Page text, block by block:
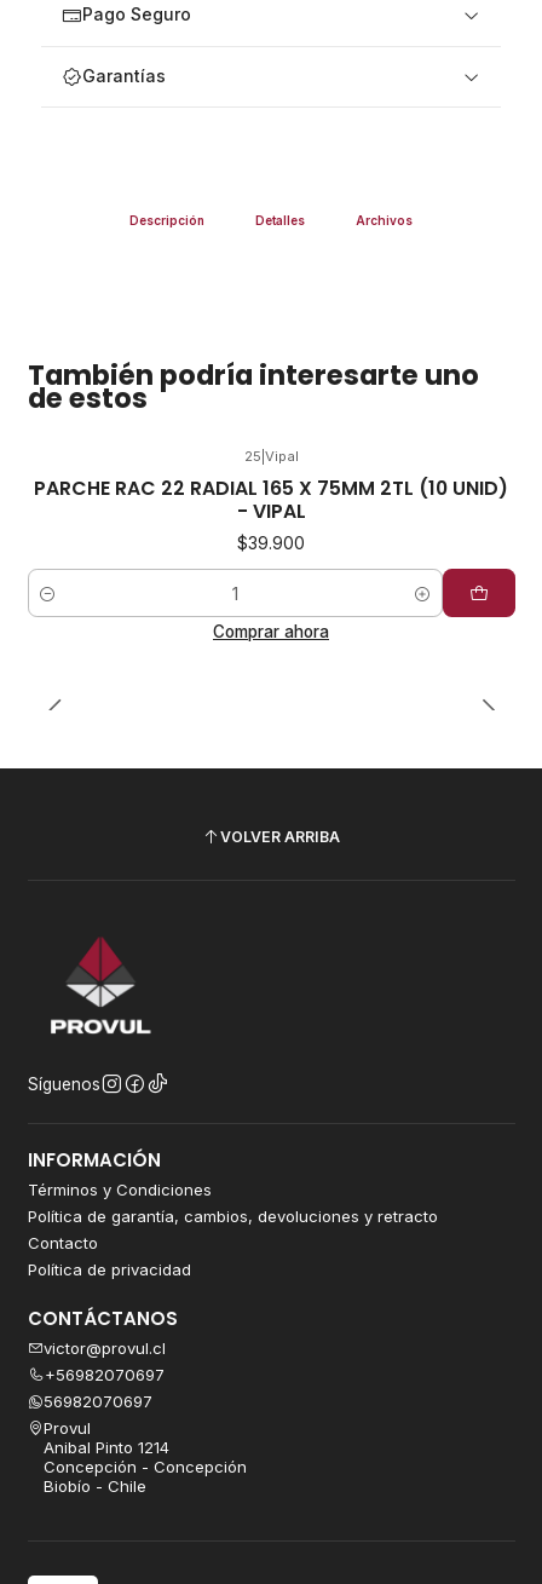
Pago Seguro
Garantías
Descripción Detalles Archivos
También podría interesarte uno
de estos
25 Vipal
PARCHE RAC 22 RADIAL 165 X 75MM 2TL (10 UNID)
- VIPAL
$39.900
Cantidad
Comprar ahora
VOLVER ARRIBA
Síguenos
INFORMACIÓN
Términos y Condiciones
Política de garantía, cambios, devoluciones y retracto
Contacto
Política de privacidad
CONTÁCTANOS
victor@provul.cl
+56982070697
56982070697
Provul
Anibal Pinto 1214
Concepción - Concepción
Biobío - Chile